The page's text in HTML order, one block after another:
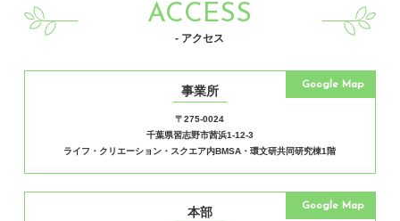
ACCESS
- アクセス
事業所
〒275-0024
千葉県習志野市茜浜1-12-3
ライフ・クリエーション・スクエア内BMSA・環文研共同研究棟1階
Google Map
本部 Google Map